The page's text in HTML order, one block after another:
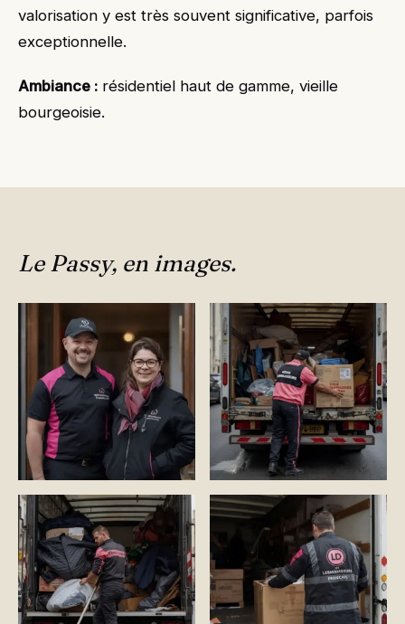
valorisation y est très souvent significative, parfois
exceptionnelle.
Ambiance : résidentiel haut de gamme, vieille
bourgeoisie.
Le Passy, en images.